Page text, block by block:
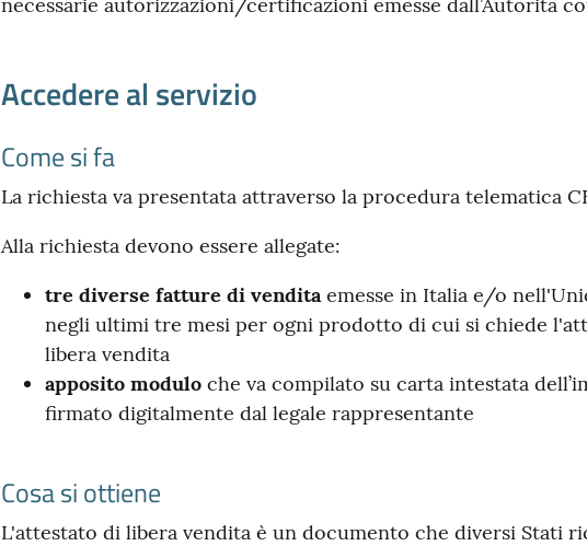
Accedere al servizio
Come si fa
La richiesta va presentata attraverso la procedura telematica
Alla richiesta devono essere allegate:
tre diverse fatture di venditaemesse in Italia e/o
negli ultimi tre mesi per ogni prodotto di cui si chiede
libera vendita
apposito moduloche va compilato su carta intestata
firmato digitalmente dal legale rappresentante
Cosa si ottiene
L'attestato di libera vendita è un documento che diversi Stati